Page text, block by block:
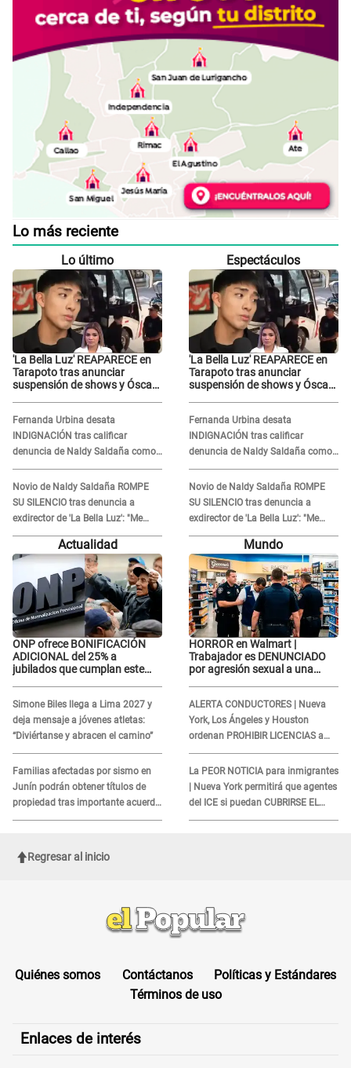
Lo más reciente
Lo último
'La Bella Luz' REAPARECE en
Tarapoto tras anunciar
suspensión de shows y Óscar
Fernanda Urbina desata
INDIGNACIÓN tras calificar
denuncia de Naldy Saldaña como
'acto bochornoso': "No es justo
atacar a otra mujer"
Novio de Naldy Saldaña ROMPE
SU SILENCIO tras denuncia a
exdirector de 'La Bella Luz': "Me
basta con que ella esté bien"
Espectáculos
'La Bella Luz' REAPARECE en
Tarapoto tras anunciar
suspensión de shows y Óscar
Fernanda Urbina desata
INDIGNACIÓN tras calificar
denuncia de Naldy Saldaña como
'acto bochornoso': "No es justo
atacar a otra mujer"
Novio de Naldy Saldaña ROMPE
SU SILENCIO tras denuncia a
exdirector de 'La Bella Luz': "Me
basta con que ella esté bien"
Actualidad
ONP ofrece BONIFICACIÓN
ADICIONAL del 25% a
jubilados que cumplan este
Simone Biles llega a Lima 2027 y
deja mensaje a jóvenes atletas:
“Diviértanse y abracen el camino”
Familias afectadas por sismo en
Junín podrán obtener títulos de
propiedad tras importante acuerdo
de Cofopri
Mundo
HORROR en Walmart |
Trabajador es DENUNCIADO
por agresión sexual a una
ALERTA CONDUCTORES | Nueva
York, Los Ángeles y Houston
ordenan PROHIBIR LICENCIAS a
quienes no presenten ESTE
DOCUMENTO
La PEOR NOTICIA para inmigrantes
| Nueva York permitirá que agentes
del ICE si puedan CUBRIRSE EL
ROSTRO
Regresar al inicio
Quiénes somos Contáctanos
Políticas y Estándares
Términos de uso
Enlaces de interés